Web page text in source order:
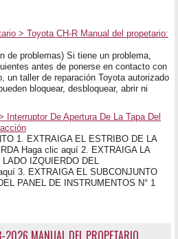
> Toyota CH-R Manual del propetario:
de problemas) Si tiene un problema,
antes de ponerse en contacto con
un taller de reparación Toyota autorizado
bloquear, desbloquear, abrir ni
Interruptor De Apertura De La Tapa Del
1. EXTRAIGA EL ESTRIBO DE LA
Haga clic aquí 2. EXTRAIGA LA
IZQUIERDO DEL
3. EXTRAIGA EL SUBCONJUNTO
PANEL DE INSTRUMENTOS N° 1